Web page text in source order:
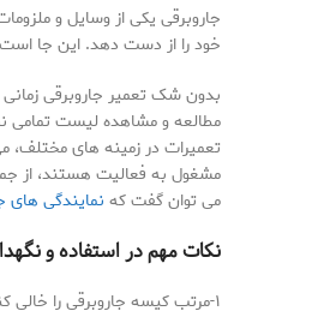
جاروبرقی یکی از وسایل و
خود را از دست دهد. این جا است
بدون شک تعمیر جاروبرقی زمانی
مطالعه و مشاهده لیست تمامی
تعمیرات در زمینه های مختلف،
مشغول به فعالیت هستند، از
می توان گفت که نمایندگی های
نکات مهم در استفاده و
۱-مرتب کیسه جاروبرقی را خالی کنید.